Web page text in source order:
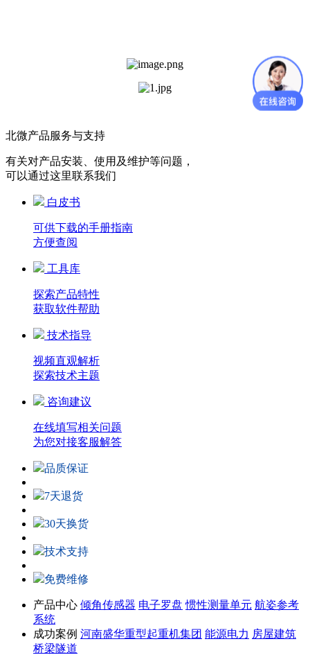
北微产品服务与支持
有关对产品安装、使用及维护等问题，
可以通过这里联系我们
白皮书
可供下载的手册指南
方便查阅
工具库
探索产品特性
获取软件帮助
技术指导
视频直观解析
探索技术主题
咨询建议
在线填写相关问题
为您对接客服解答
品质保证
7天退货
30天换货
技术支持
免费维修
产品中心 倾角传感器 电子罗盘 惯性测量单元 航姿参考
系统
成功案例 河南盛华重型起重机集团 能源电力 房屋建筑
桥梁隧道